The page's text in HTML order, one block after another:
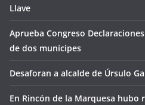
Llave
Aprueba Congreso
de dos munícipes
Desaforan a alcalde de Úrsulo
En Rincón de la Marquesa